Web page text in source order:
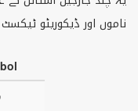
ناموں اور ڈیکوریٹو